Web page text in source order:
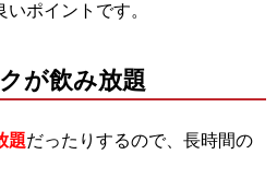
ポイントです。
が飲み放題
題だったりするので、長時間の